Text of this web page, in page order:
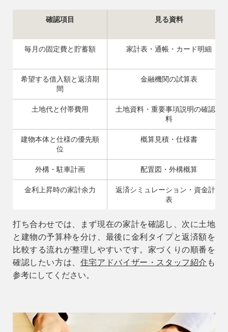
確認項目 見る資料
毎月の固定費と貯蓄額 家計表・通帳・カード明細
希望する借入額と返済期
間
金融機関の試算表
土地代と付帯費用
土地資料・重要事項説明の確認資
料
建物本体と仕様の優先順
位
概算見積・仕様書
外構・駐車計画 配置図・外構概算
金利上昇時の家計余力
返済シミュレーション・資金計画
表
打ち合わせでは、まず現在の家計を確認し、次に土地
と建物の予算枠を分け、最後に金利タイプと返済額を
比較する流れが整理しやすいです。家づくりの順番を
確認したい方は、 住宅アドバイザー・スタッフ紹介 も
参考にしてください。